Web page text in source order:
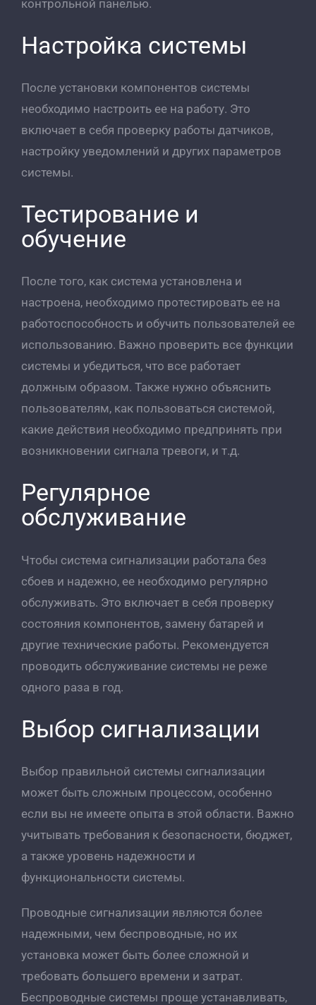
контрольной панелью.
Настройка системы
После установки компонентов системы
необходимо настроить ее на работу. Это
включает в себя проверку работы датчиков,
настройку уведомлений и других параметров
системы.
Тестирование и
обучение
После того, как система установлена и
настроена, необходимо протестировать ее на
работоспособность и обучить пользователей ее
использованию. Важно проверить все функции
системы и убедиться, что все работает
должным образом. Также нужно объяснить
пользователям, как пользоваться системой,
какие действия необходимо предпринять при
возникновении сигнала тревоги, и т.д.
Регулярное
обслуживание
Чтобы система сигнализации работала без
сбоев и надежно, ее необходимо регулярно
обслуживать. Это включает в себя проверку
состояния компонентов, замену батарей и
другие технические работы. Рекомендуется
проводить обслуживание системы не реже
одного раза в год.
Выбор сигнализации
Выбор правильной системы сигнализации
может быть сложным процессом, особенно
если вы не имеете опыта в этой области. Важно
учитывать требования к безопасности, бюджет,
а также уровень надежности и
функциональности системы.
Проводные сигнализации являются более
надежными, чем беспроводные, но их
установка может быть более сложной и
требовать большего времени и затрат.
Беспроводные системы проще устанавливать,